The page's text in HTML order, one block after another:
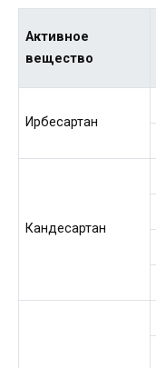
Активное
вещество
Ирбесартан
Кандесартан